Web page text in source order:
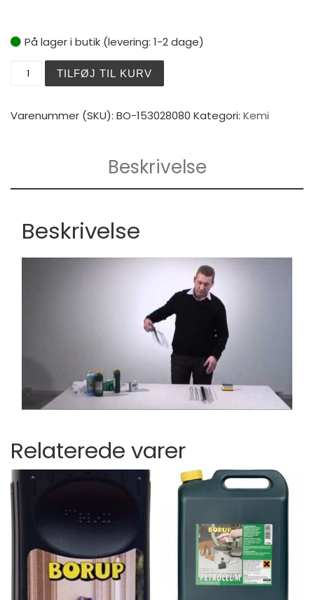
På lager i butik (levering: 1-2 dage)
TILFØJ TIL KURV
Varenummer (SKU): BO-153028080 Kategori: Kemi
Beskrivelse
Beskrivelse
Relaterede varer